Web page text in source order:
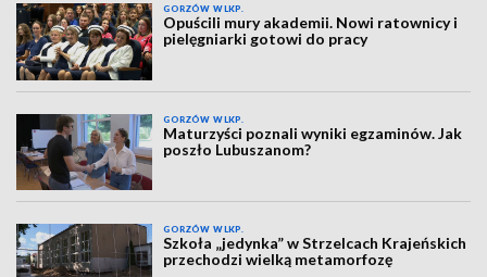
GORZÓW WLKP.
Opuścili mury akademii. Nowi ratownicy i
pielęgniarki gotowi do pracy
GORZÓW WLKP.
Maturzyści poznali wyniki egzaminów. Jak
poszło Lubuszanom?
GORZÓW WLKP.
Szkoła „jedynka” w Strzelcach Krajeńskich
przechodzi wielką metamorfozę